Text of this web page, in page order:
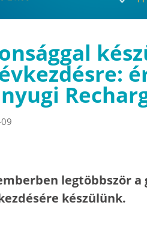
legtöbbször a
készülünk.